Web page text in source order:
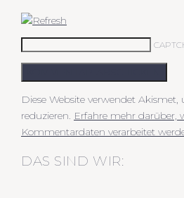
Diese Website verwendet
reduzieren. Erfahre mehr darüber,
Kommentardaten verarbeitet
DAS SIND WIR: